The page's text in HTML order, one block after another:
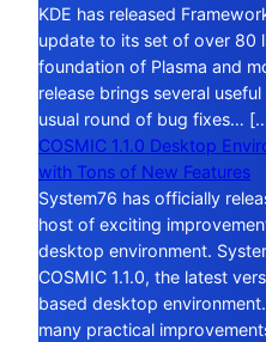
KDE has released
update to its set of over 80
foundation of Plasma and
release brings several
usual round of bug fixes…
COSMIC 1.1.0 Desktop
with Tons of New Features
System76 has officially
host of exciting
desktop environment.
COSMIC 1.1.0, the latest
based desktop
many practical